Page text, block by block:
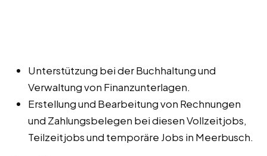
Unterstützung bei der Buchhaltung und
Verwaltung von Finanzunterlagen.
Erstellung und Bearbeitung von Rechnungen
und Zahlungsbelegen bei diesen Vollzeitjobs,
Teilzeitjobs und temporäre Jobs in Meerbusch.